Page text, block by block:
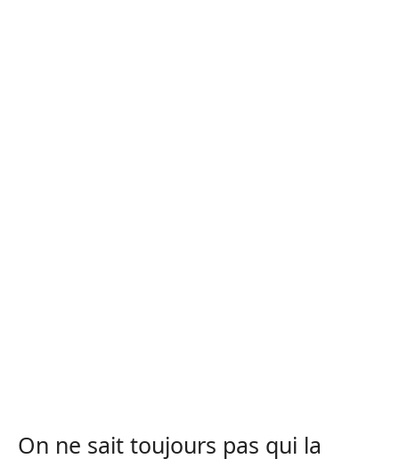
On ne sait toujours pas qui la